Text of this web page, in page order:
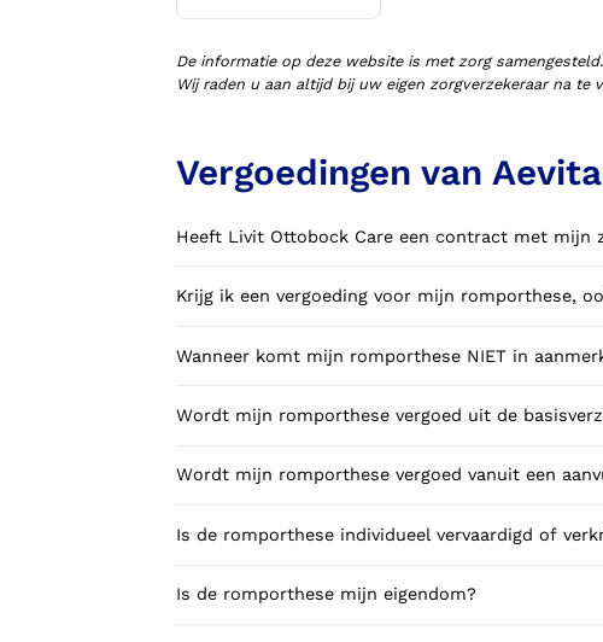
schoenen (VLOS)
De informatie op deze website is met zorg
Wij raden u aan altijd bij uw eigen zorgverzekeraar na
Vergoedingen van
Heeft Livit Ottobock Care een contract met mijn
Krijg ik een vergoeding voor mijn romporthese,
Wanneer komt mijn romporthese NIET in
Wordt mijn romporthese vergoed uit de
Wordt mijn romporthese vergoed vanuit een
Is de romporthese individueel vervaardigd of
Is de romporthese mijn eigendom?